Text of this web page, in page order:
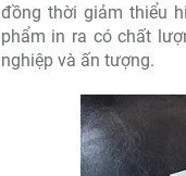
đồng thời giảm thiểu
phẩm in ra có chất
nghiệp và ấn tượng.